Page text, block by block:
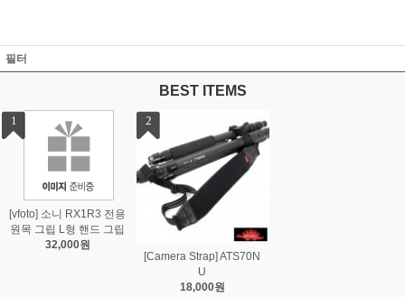
필터
BEST ITEMS
1
[vfoto] 소니 RX1R3 전용
원목 그립 L형 핸드 그립
32,000원
2
[Camera Strap] ATS70N
U
18,000원